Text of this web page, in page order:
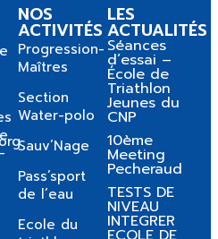
NOS
ACTIVITÉS
Progression-
Maîtres
Section
Water-polo
Sauv’Nage
Pass’sport
de l’eau
Ecole du
LES
ACTUALITÉS
Séances
d’essai –
École de
Triathlon
Jeunes du
CNP
10ème
Meeting
Pecheraud
TESTS DE
NIVEAU
INTEGRER